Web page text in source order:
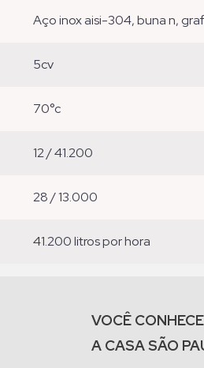
aço inox aisi-304, buna n,
5cv
70°c
12 / 41.200
28 / 13.000
41.200 litros por hora
VOCÊ CONHECE
A CASA SÃO